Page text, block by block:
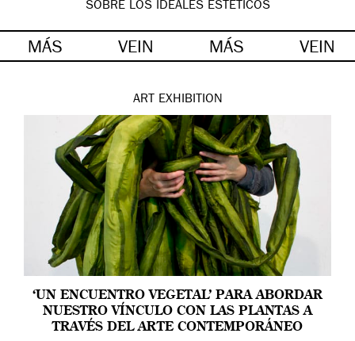
SOBRE LOS IDEALES ESTÉTICOS
MÁS VEIN MÁS VEIN
ART EXHIBITION
‘UN ENCUENTRO VEGETAL’ PARA ABORDAR
NUESTRO VÍNCULO CON LAS PLANTAS A
TRAVÉS DEL ARTE CONTEMPORÁNEO